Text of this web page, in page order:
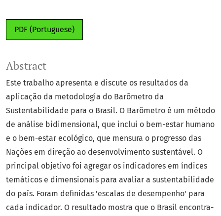
PDF (Portuguese)
Abstract
Este trabalho apresenta e discute os resultados da
aplicação da metodologia do Barômetro da
Sustentabilidade para o Brasil. O Barômetro é um método
de análise bidimensional, que inclui o bem-estar humano
e o bem-estar ecológico, que mensura o progresso das
Nações em direção ao desenvolvimento sustentável. O
principal objetivo foi agregar os indicadores em índices
temáticos e dimensionais para avaliar a sustentabilidade
do país. Foram definidas 'escalas de desempenho' para
cada indicador. O resultado mostra que o Brasil encontra-